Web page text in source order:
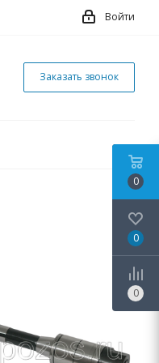
Войти
Заказать звонок
0
0
0